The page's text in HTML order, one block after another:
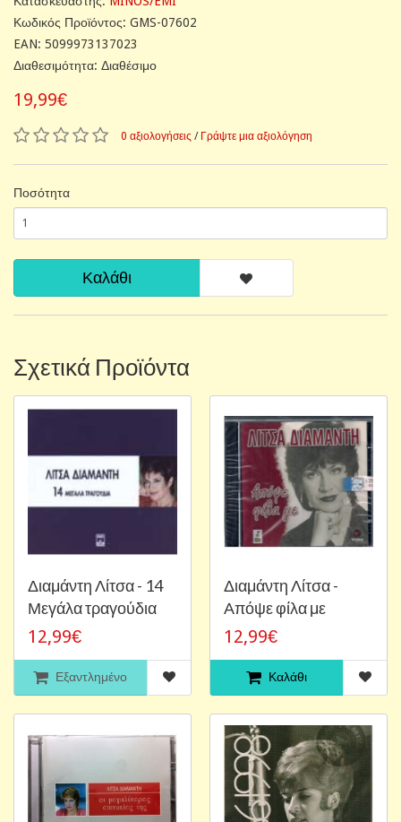
Κωδικός Προϊόντος: GMS-07602
EAN: 5099973137023
Διαθεσιμότητα: Διαθέσιμο
19,99€
0 αξιολογήσεις / Γράψτε μια αξιολόγηση
Ποσότητα
Καλάθι
Σχετικά Προϊόντα
Διαμάντη Λίτσα - 14
Μεγάλα τραγούδια
12,99€
Εξαντλημένο
Διαμάντη Λίτσα -
Απόψε φίλα με
12,99€
Καλάθι